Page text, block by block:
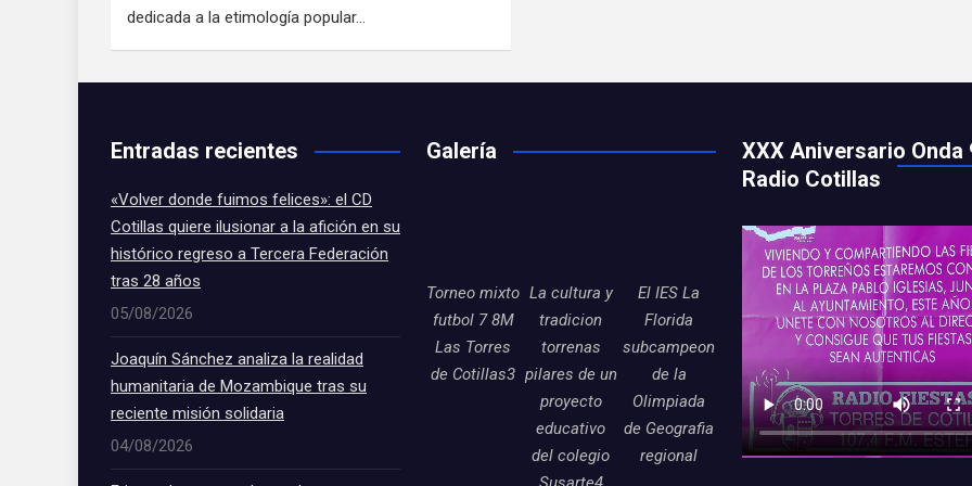
dedicada a la etimología popular…
Entradas recientes
«Volver donde fuimos felices»: el CD
Cotillas quiere ilusionar a la afición en su
histórico regreso a Tercera Federación
tras 28 años
05/08/2026
Joaquín Sánchez analiza la realidad
humanitaria de Mozambique tras su
reciente misión solidaria
04/08/2026
Galería
Torneo mixto
futbol 7 8M
Las Torres
de Cotillas3
La cultura y
tradicion
torrenas
pilares de un
proyecto
educativo
del colegio
El IES La
Florida
subcampeon
de la
Olimpiada
de Geografia
regional
XXX Aniversario Onda
Radio Cotillas